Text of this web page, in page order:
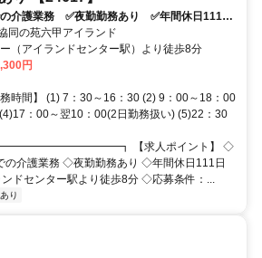
の介護業務 ✅夜勤勤務あり ✅年間休日111
ンドセンター駅より徒歩8分 ✅応募条件：
同の苑六甲アイランド
ライナー（アイランドセンター駅）より徒歩8分
円
時間】 (1) 7：30～16：30 (2) 9：00～18：00
：00～翌10：00(2日勤務扱い) (5)22：30
【求人ポイント】 ◇
の介護業務 ◇夜勤勤務あり ◇年間休日111日
ドセンター駅より徒歩8分 ◇応募条件：...
り